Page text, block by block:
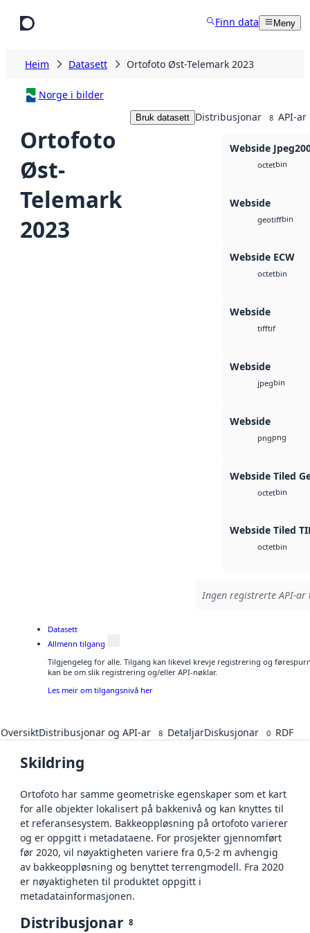
Finn data Meny
Heim Datasett Ortofoto Øst-Telemark 2023
Norge i bilder
Ortofoto
Øst-
Telemark
2023
Bruk datasett Distribusjonar 8 API-ar
Webside
octetbin
Webside
geotiffbin
Webside ECW
octetbin
Webside
tifftif
Webside
jpegbin
Webside
pngpng
Webside Tiled
octetbin
Webside Tiled
octetbin
Ingen registrerte API-
Datasett
Allmenn tilgang
Tilgjengeleg for alle. Tilgang kan likevel krevje registrering og
kan be om slik registrering og/eller API-nøklar.
Les meir om tilgangsnivå her
OversiktDistribusjonar og API-ar 8 DetaljarDiskusjonar 0 RDF
Skildring
Ortofoto har samme geometriske egenskaper som et kart
for alle objekter lokalisert på bakkenivå og kan knyttes til
et referansesystem. Bakkeoppløsning på ortofoto varierer
og er oppgitt i metadataene. For prosjekter gjennomført
før 2020, vil nøyaktigheten variere fra 0,5-2 m avhengig
av bakkeoppløsning og benyttet terrengmodell. Fra 2020
er nøyaktigheten til produktet oppgitt i
metadatainformasjonen.
Distribusjonar 8